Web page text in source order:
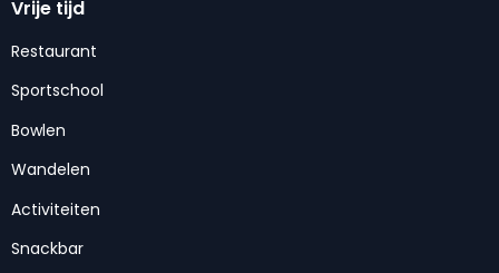
Vrije tijd
Restaurant
Sportschool
Bowlen
Wandelen
Activiteiten
Snackbar